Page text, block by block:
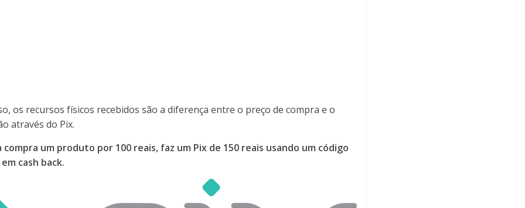
os recursos físicos recebidos são a diferença entre o preço de compra e o
através do Pix.
compra um produto por 100 reais, faz um Pix de 150 reais usando um código
cash back.